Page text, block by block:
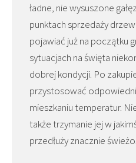
ładne, nie wysuszone
punktach sprzedaży
pojawiać już na początku
sytuacjach na święta
dobrej kondycji. Po
przystosować
mieszkaniu temperatur.
także trzymanie jej w
przedłuży znacznie